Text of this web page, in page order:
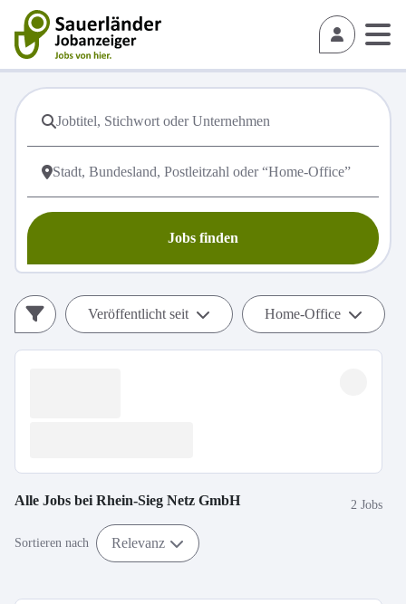
Jobs finden
Veröffentlicht seit Home-Office
Alle Jobs bei Rhein-Sieg Netz GmbH 2 Jobs
Sortieren nach Relevanz